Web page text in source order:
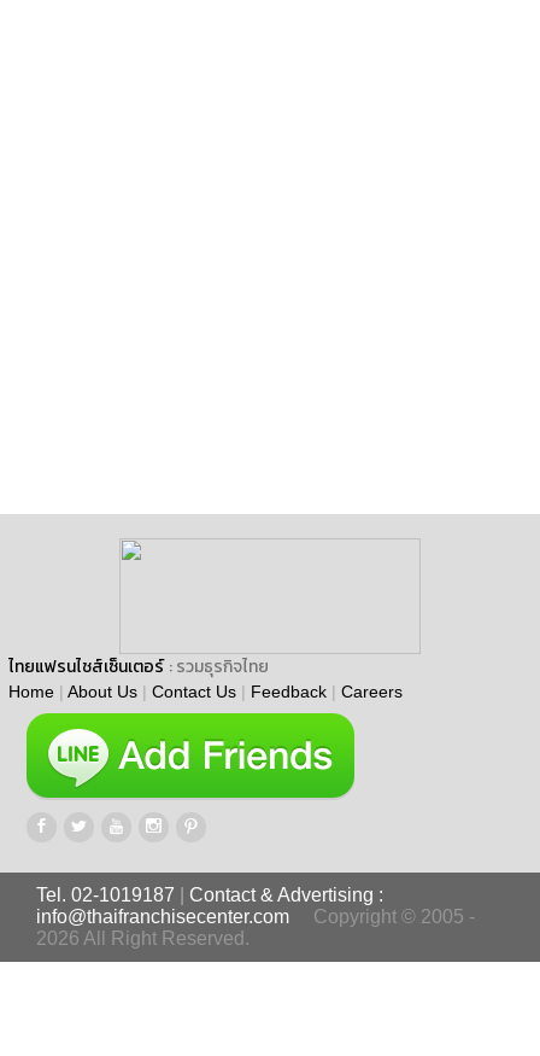
ไทยแฟรนไชส์เซ็นเตอร์ : รวมธุรกิจไทย
Home | About Us | Contact Us | Feedback | Careers
Tel. 02-1019187
Contact & Advertising :
info@thaifranchisecenter.com
Copyright © 2005 -
2026 All Right Reserved.